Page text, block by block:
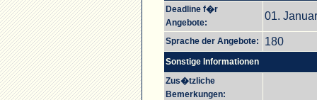
Deadline f�r
Angebote:
01.
Sprache der Angebote: 180
Sonstige Informationen
Zus�tzliche
Bemerkungen: